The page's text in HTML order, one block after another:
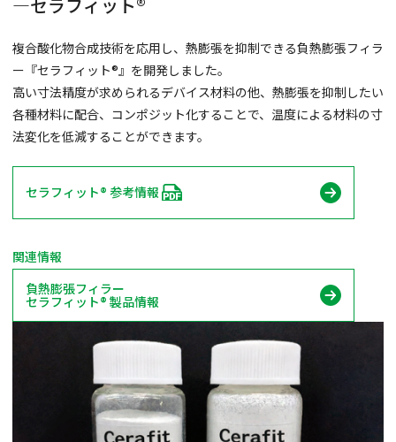
複合酸化物合成技術を応用し、熱膨張を抑制できる負熱膨張フィラ
ー『セラフィット®』を開発しました。
高い寸法精度が求められるデバイス材料の他、熱膨張を抑制したい
各種材料に配合、コンポジット化することで、温度による材料の寸
法変化を低減することができます。
セラフィット® 参考情報
関連情報
負熱膨張フィラー
セラフィット® 製品情報